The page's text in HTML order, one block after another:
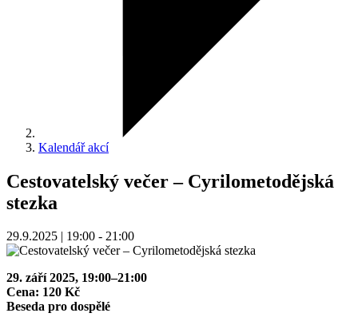
Kalendář akcí
Cestovatelský večer – Cyrilometodějská
stezka
29.9.2025 | 19:00 - 21:00
29. září 2025, 19:00–21:00
Cena: 120 Kč
Beseda pro dospělé